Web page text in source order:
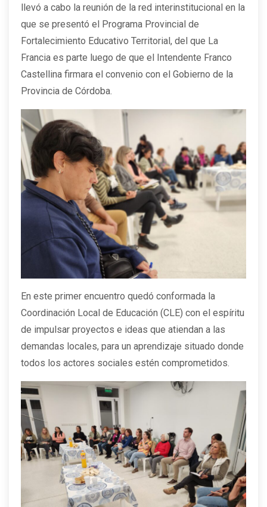
llevó a cabo la reunión de la red interinstitucional en la
que se presentó el Programa Provincial de
Fortalecimiento Educativo Territorial, del que La
Francia es parte luego de que el Intendente Franco
Castellina firmara el convenio con el Gobierno de la
Provincia de Córdoba.
En este primer encuentro quedó conformada la
Coordinación Local de Educación (CLE) con el espíritu
de impulsar proyectos e ideas que atiendan a las
demandas locales, para un aprendizaje situado donde
todos los actores sociales estén comprometidos.